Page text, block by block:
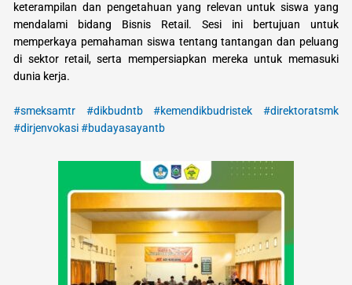
keterampilan dan pengetahuan yang relevan untuk siswa yang
mendalami bidang Bisnis Retail. Sesi ini bertujuan untuk
memperkaya pemahaman siswa tentang tantangan dan peluang
di sektor retail, serta mempersiapkan mereka untuk memasuki
dunia kerja.
#smeksamtr #dikbudntb #kemendikbudristek
#direktoratsmk
#dirjenvokasi #budayasayantb